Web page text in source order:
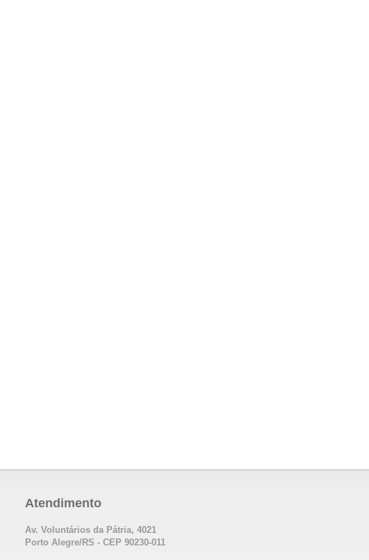
Atendimento
Av. Voluntários da Pátria, 4021
Porto Alegre/RS - CEP 90230-011